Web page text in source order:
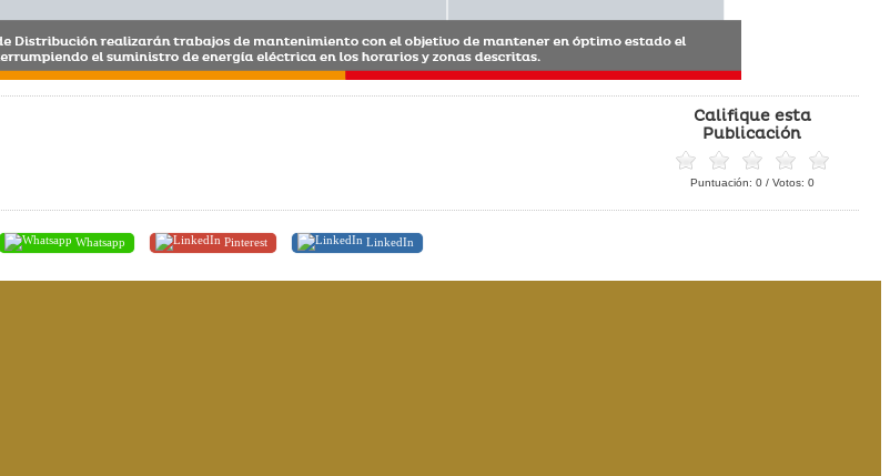
Califique esta
Publicación
Puntuación: 0/ Votos: 0
Whatsapp Pinterest LinkedIn